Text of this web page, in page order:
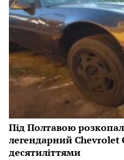
Під Полтавою
легендарний Chevrolet
десятиліттями